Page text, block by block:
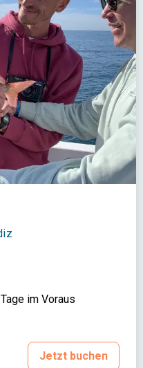
im Voraus
Jetzt buchen